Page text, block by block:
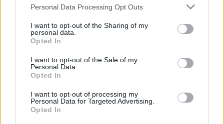
Please note that this website/app uses one or more Google
not limited to your visit or usage behaviour. You may click to
grant or deny consent to Google and its third-party tags to
use your data for below specified purposes in below Google
consent section.
Personal Data Processing Opt Outs
I want to opt-out of the Sharing of my
personal data.
Opted In
I want to opt-out of the Sale of my
Personal Data.
Opted In
I want to opt-out of processing my
Personal Data for Targeted Advertising.
Opted In